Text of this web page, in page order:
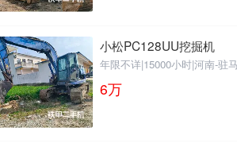
小松PC128UU挖掘机
年限不详|15000小时|河南-驻
6万